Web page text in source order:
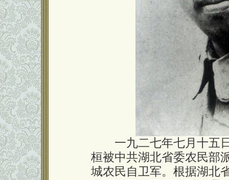
一九二七年七月十五日
桓被中共湖北省委农民部
城农民自卫军。根据湖北